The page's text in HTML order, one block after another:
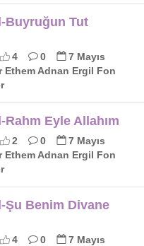
Buyruğun Tut
4 0
7 Mayıs
Ethem Adnan Ergil Fon
Eyle Allahım
2 0
7 Mayıs
Ethem Adnan Ergil Fon
Şu Benim Divane
4 0
7 Mayıs